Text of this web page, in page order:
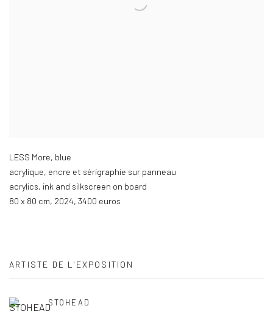
LESS More, blue
acrylique, encre et sérigraphie sur panneau
acrylics, ink and silkscreen on board
80 x 80 cm, 2024, 3400 euros
ARTISTE DE L'EXPOSITION
STOHEAD